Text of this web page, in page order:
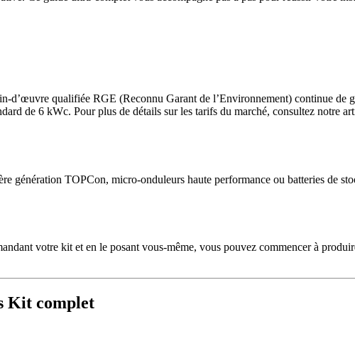
d’œuvre qualifiée RGE (Reconnu Garant de l’Environnement) continue de
de 6 kWc. Pour plus de détails sur les tarifs du marché, consultez notre
génération TOPCon, micro-onduleurs haute performance ou batteries de
votre kit et en le posant vous-même, vous pouvez commencer à
Kit complet